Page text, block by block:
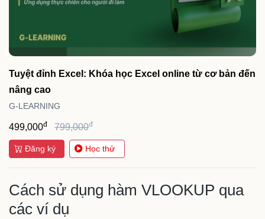
Tuyệt đỉnh Excel: Khóa học Excel online từ cơ bản đến
nâng cao
G-LEARNING
499,000đ 799,000đ
Đăng ký Học thử
Cách sử dụng hàm VLOOKUP qua
các ví dụ